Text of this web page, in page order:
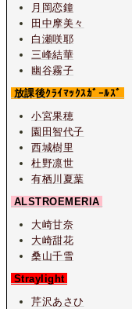
月岡恋鐘
田中摩美々
白瀬咲耶
三峰結華
幽谷霧子
放課後ｸﾗｲﾏｯｸｽｶﾞｰﾙｽﾞ
小宮果穂
園田智代子
西城樹里
杜野凛世
有栖川夏葉
ALSTROEMERIA
大崎甘奈
大崎甜花
桑山千雪
Straylight
芹沢あさひ